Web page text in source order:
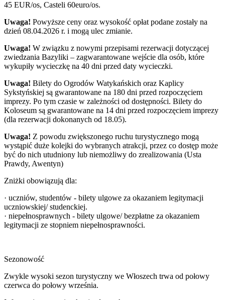
45 EUR/os, Casteli 60euro/os.
Uwaga! Powyższe ceny oraz wysokość opłat podane zostały na
dzień 08.04.2026 r. i mogą ulec zmianie.
Uwaga! W związku z nowymi przepisami rezerwacji dotyczącej
zwiedzania Bazyliki – zagwarantowane wejście dla osób, które
wykupiły wycieczkę na 40 dni przed daty wycieczki.
Uwaga! Bilety do Ogrodów Watykańskich oraz Kaplicy
Sykstyńskiej są gwarantowane na 180 dni przed rozpoczęciem
imprezy. Po tym czasie w zależności od dostępności. Bilety do
Koloseum są gwarantowane na 14 dni przed rozpoczęciem imprezy
(dla rezerwacji dokonanych od 18.05).
Uwaga! Z powodu zwiększonego ruchu turystycznego mogą
wystąpić duże kolejki do wybranych atrakcji, przez co dostęp może
być do nich utudniony lub niemożliwy do zrealizowania (Usta
Prawdy, Awentyn)
Zniżki obowiązują dla:
· uczniów, studentów - bilety ulgowe za okazaniem legitymacji
uczniowskiej/ studenckiej.
· niepełnosprawnych - bilety ulgowe/ bezpłatne za okazaniem
legitymacji ze stopniem niepełnosprawności.
Sezonowość
Zwykle wysoki sezon turystyczny we Włoszech trwa od połowy
czerwca do połowy września.